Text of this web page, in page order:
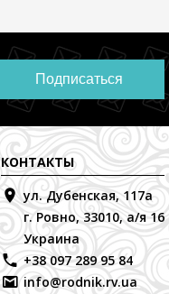
Подписаться
КОНТАКТЫ
ул. Дубенская, 117а
г. Ровно, 33010, а/я 16
Украина
+38 097 289 95 84
info@rodnik.rv.ua